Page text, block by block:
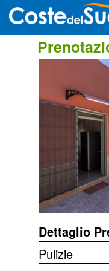
Dettaglio
Pulizie